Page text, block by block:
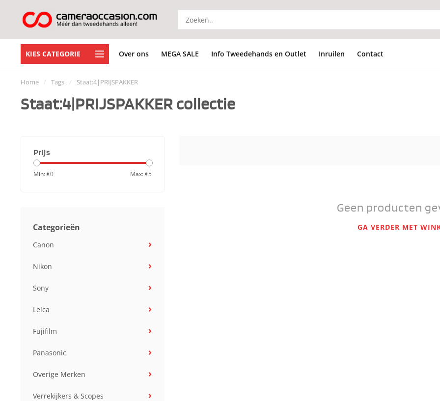
KIES CATEGORIE Over ons MEGA SALE Info Tweedehands en Outlet Inruilen Contact
Home / Tags / Staat:4|PRIJSPAKKER
Staat:4|PRIJSPAKKER collectie
Prijs
Min: €0 Max: €5
Categorieën
Canon
Nikon
Sony
Leica
Fujifilm
Panasonic
Overige Merken
Verrekijkers & Scopes
Geen producten
GA VERDER MET